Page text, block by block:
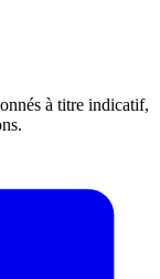
à titre indicatif,